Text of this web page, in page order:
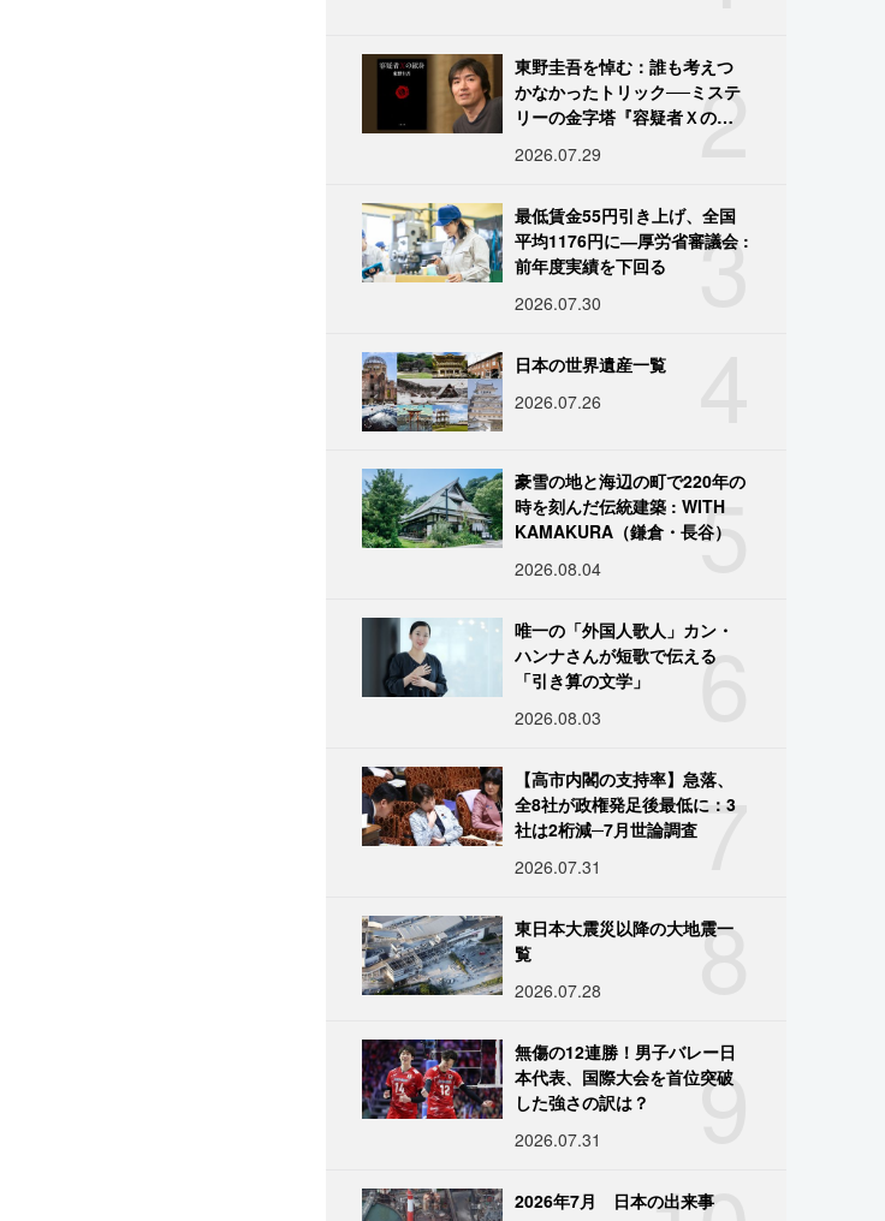
2
東野圭吾を悼む：誰も考えつ
かなかったトリック──ミステ
リーの金字塔『容疑者Ｘの献
2026.07.29
3
最低賃金55円引き上げ、全国
平均1176円に―厚労省審議会 :
前年度実績を下回る
2026.07.30
日本の世界遺産一覧
2026.07.26
5
豪雪の地と海辺の町で220年の
時を刻んだ伝統建築 : WITH
KAMAKURA（鎌倉・長谷）
2026.08.04
6
唯一の「外国人歌人」カン・
ハンナさんが短歌で伝える
「引き算の文学」
2026.08.03
7
【高市内閣の支持率】急落、
全8社が政権発足後最低に：3
社は2桁減─7月世論調査
2026.07.31
8
東日本大震災以降の大地震一
覧
2026.07.28
9
無傷の12連勝！男子バレー日
本代表、国際大会を首位突破
した強さの訳は？
2026.07.31
2026年7月 日本の出来事